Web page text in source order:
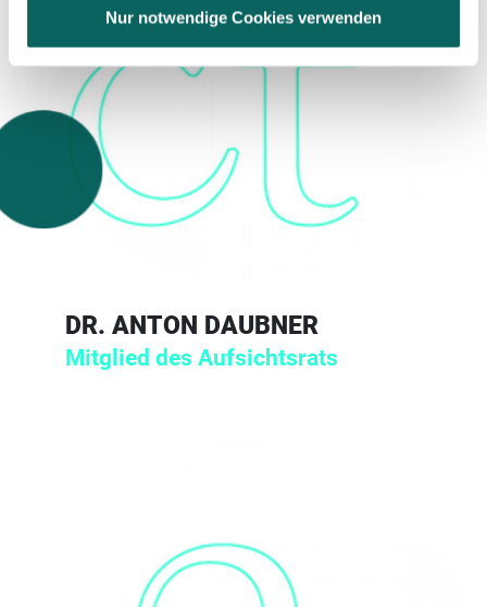
Nur notwendige Cookies verwenden
DR. ANTON DAUBNER
Mitglied des Aufsichtsrats